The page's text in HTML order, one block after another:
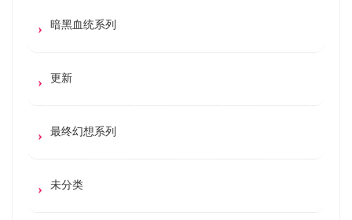
暗黑血统系列
更新
最终幻想系列
未分类